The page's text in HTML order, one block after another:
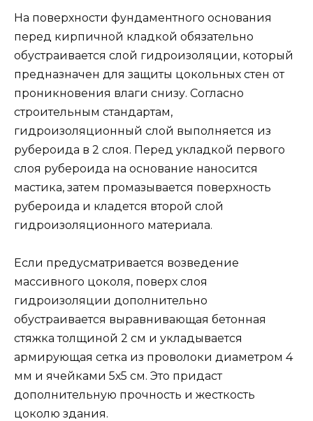
На поверхности фундаментного основания
перед кирпичной кладкой обязательно
обустраивается слой гидроизоляции, который
предназначен для защиты цокольных стен от
проникновения влаги снизу. Согласно
строительным стандартам,
гидроизоляционный слой выполняется из
рубероида в 2 слоя. Перед укладкой первого
слоя рубероида на основание наносится
мастика, затем промазывается поверхность
рубероида и кладется второй слой
гидроизоляционного материала.
Если предусматривается возведение
массивного цоколя, поверх слоя
гидроизоляции дополнительно
обустраивается выравнивающая бетонная
стяжка толщиной 2 см и укладывается
армирующая сетка из проволоки диаметром 4
мм и ячейками 5х5 см. Это придаст
дополнительную прочность и жесткость
цоколю здания.